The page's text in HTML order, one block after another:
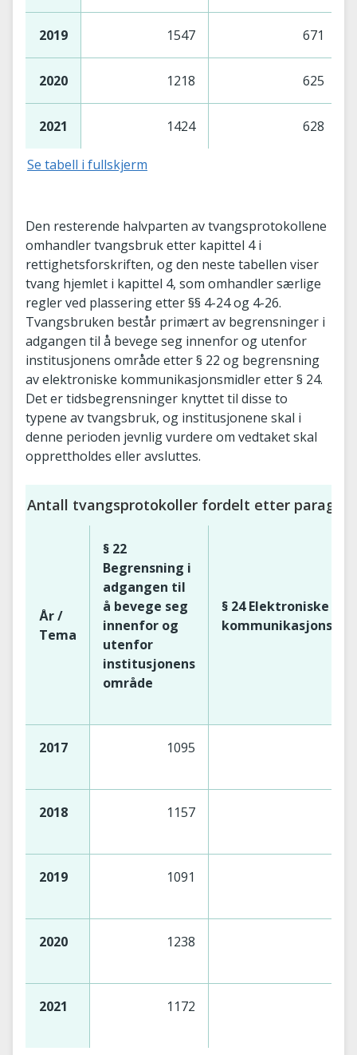
2019 1547 671
2020 1218 625
2021 1424 628
Se tabell i fullskjerm
Den resterende halvparten av tvangsprotokollene
omhandler tvangsbruk etter kapittel 4 i
rettighetsforskriften, og den neste tabellen viser
tvang hjemlet i kapittel 4, som omhandler særlige
regler ved plassering etter §§ 4-24 og 4-26.
Tvangsbruken består primært av begrensninger i
adgangen til å bevege seg innenfor og utenfor
institusjonens område etter § 22 og begrensning
av elektroniske kommunikasjonsmidler etter § 24.
Det er tidsbegrensninger knyttet til disse to
typene av tvangsbruk, og institusjonene skal i
denne perioden jevnlig vurdere om vedtaket skal
opprettholdes eller avsluttes.
Antall tvangsprotokoller fordelt etter
År /
Tema
§ 22
Begrensning i
adgangen til
å bevege seg
innenfor og
utenfor
institusjonens
område
§ 24 Elektroniske
2017 1095
2018 1157
2019 1091
2020 1238
2021 1172